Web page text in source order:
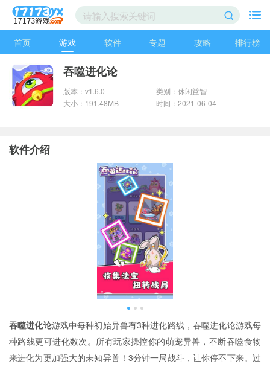
首页 游戏 软件 专题 攻略 排行榜
吞噬进化论
版本：v1.6.0
类别：休闲益智
大小：191.48MB
时间：2021-06-04
软件介绍
吞噬进化论游戏中每种初始异兽有3种进化路线，吞噬进化论游戏每
种路线更可进化数次。所有玩家操控你的萌宠异兽，不断吞噬食物
来进化为更加强大的未知异兽！3分钟一局战斗，让你停不下来。过